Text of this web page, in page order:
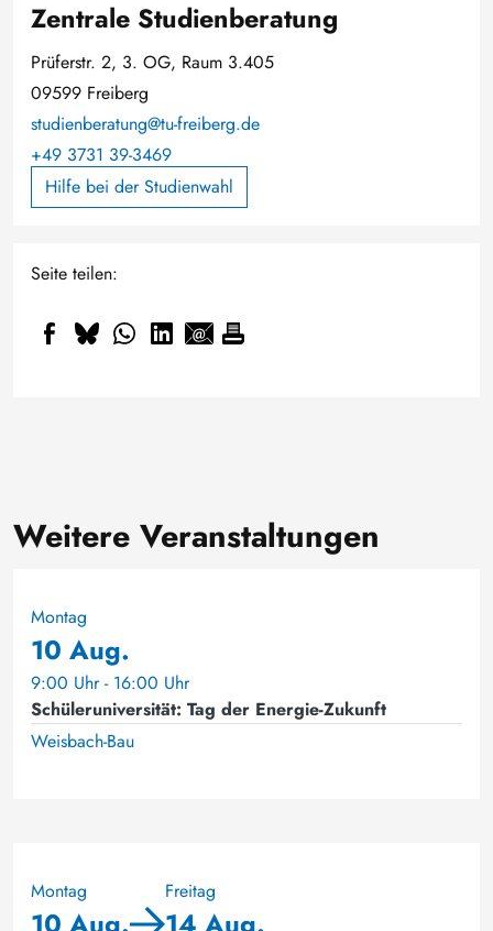
Zentrale Studienberatung
Prüferstr. 2, 3. OG, Raum 3.405
09599 Freiberg
studienberatung@tu-freiberg.de
+49 3731 39-3469
Hilfe bei der Studienwahl
Seite teilen:
Weitere Veranstaltungen
Montag
10 Aug.
9:00 Uhr - 16:00 Uhr
Schüleruniversität: Tag der Energie-Zukunft
Weisbach-Bau
Montag Freitag